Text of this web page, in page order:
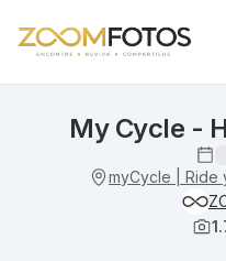
My Cycle -
myCycle | Ride